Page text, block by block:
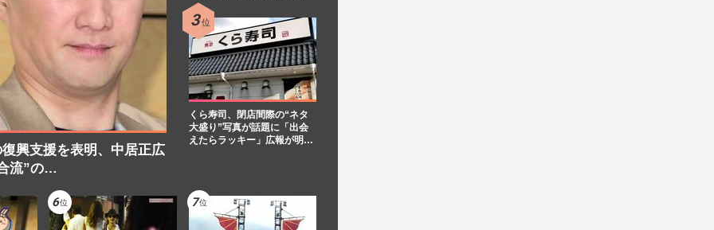
興支援を表明、中居正広
流”の…
くら寿司、閉店間際の“ネタ
大盛り”写真が話題に「出会
えたらラッキー」広報が明…